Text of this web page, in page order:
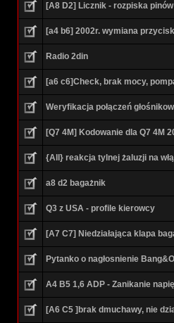
[A8 D2] Licznik - rozpiska
[a4 b6] 2002r. wymiana
Radio 2din
[a6 c6]Check, brak mocy,
Weryfikacja połączeń
[Q7 4M] Kodowanie dla Q7 4M
{All} reakcja tylnej żaluzji na
a8 d2 bagażnik
Q3 z USA - profile kierowcy
[A7 C7] Niedziałająca klapa
Pytanko o nagłosnienie
A4 B5 1,6 ADP - Zanikanie
[A6 C5 ]brak dmuchawy, nie